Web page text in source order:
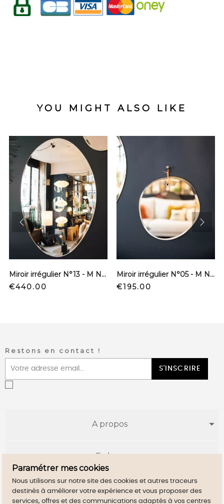
YOU MIGHT ALSO LIKE
Miroir irrégulier N°13 - M Nuance
Price
€440.00
Miroir irrégulier N°05 - M Nuance
Price
€195.00
Restons en contact !
S'INSCRIRE
A propos
E-shop
Infos utiles
Paramétrer mes cookies
Nous utilisons sur notre site des cookies et autres traceurs
destinés à améliorer votre expérience et vous proposer des
services, offres et des communications adaptés à vos centres